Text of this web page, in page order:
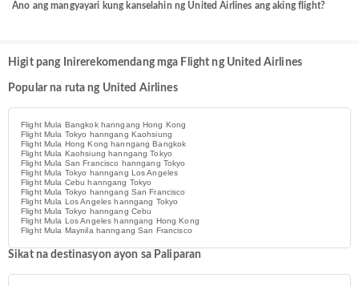
Ano ang mangyayari kung kanselahin ng United Airlines ang aking flight?
Higit pang Inirerekomendang mga Flight ng United Airlines
Popular na ruta ng United Airlines
Flight Mula Bangkok hanngang Hong Kong
Flight Mula Tokyo hanngang Kaohsiung
Flight Mula Hong Kong hanngang Bangkok
Flight Mula Kaohsiung hanngang Tokyo
Flight Mula San Francisco hanngang Tokyo
Flight Mula Tokyo hanngang Los Angeles
Flight Mula Cebu hanngang Tokyo
Flight Mula Tokyo hanngang San Francisco
Flight Mula Los Angeles hanngang Tokyo
Flight Mula Tokyo hanngang Cebu
Flight Mula Los Angeles hanngang Hong Kong
Flight Mula Maynila hanngang San Francisco
Sikat na destinasyon ayon sa Paliparan